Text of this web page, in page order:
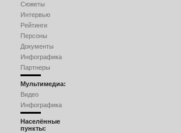
Сюжеты
Интервью
Рейтинги
Персоны
Документы
Инфографика
Партнеры
Мультимедиа:
Видео
Инфографика
Населённые
пункты: